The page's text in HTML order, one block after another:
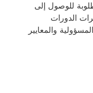
للوصول إلى
الدورات
والمعايير